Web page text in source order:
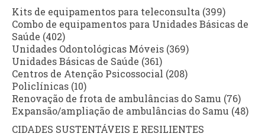
Kits de equipamentos para teleconsulta (399)
Combo de equipamentos para Unidades Básicas de
Saúde (402)
Unidades Odontológicas Móveis (369)
Unidades Básicas de Saúde (361)
Centros de Atenção Psicossocial (208)
Policlínicas (10)
Renovação de frota de ambulâncias do Samu (76)
Expansão/ampliação de ambulâncias do Samu (48)
CIDADES SUSTENTÁVEIS E RESILIENTES